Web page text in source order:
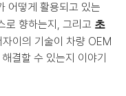
어떻게 활용되고 있는
로 향하는지, 그리고 초
이의 기술이 차량 OEM
결할 수 있는지 이야기